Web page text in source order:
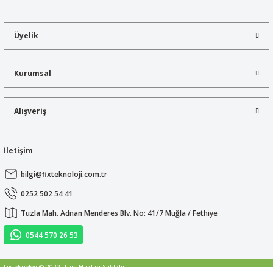
Ürün açıklamasında eksik bilgiler bulunuyor.
Ürün bilgilerinde hatalar bulunuyor.
Bu ürüne benzer farklı alternatifler olmalı.
Üyelik
Kurumsal
Alışveriş
İletişim
bilgi@fixteknoloji.com.tr
0252 502 54 41
Tuzla Mah. Adnan Menderes Blv. No: 41/7 Muğla / Fethiye
0544 570 26 53